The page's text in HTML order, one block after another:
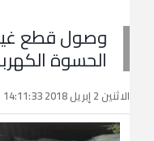
وصول قطع
الحسوة
الاثنين 2 إبريل 2018 14:11:33